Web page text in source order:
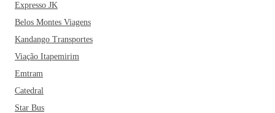
Expresso JK
Belos Montes Viagens
Kandango Transportes
Viação Itapemirim
Emtram
Catedral
Star Bus